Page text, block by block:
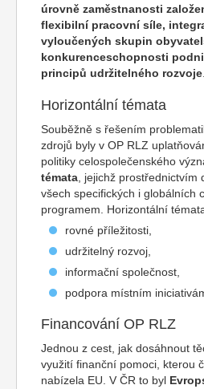
úrovně zaměstnanosti
flexibilní pracovní síle,
vyloučených skupin
konkurenceschopnosti
principů udržitelného rozvoje
Horizontální témata
Souběžně s řešením
zdrojů byly v OP RLZ
politiky celospolečenského
témata , jejichž
všech specifických i globálních
programem. Horizontální
rovné příležitosti,
udržitelný rozvoj,
informační společnost,
podpora místním
Financování OP RLZ
Jednou z cest, jak dosáhnout
využití finanční pomoci, kterou
nabízela EU. V ČR to byl